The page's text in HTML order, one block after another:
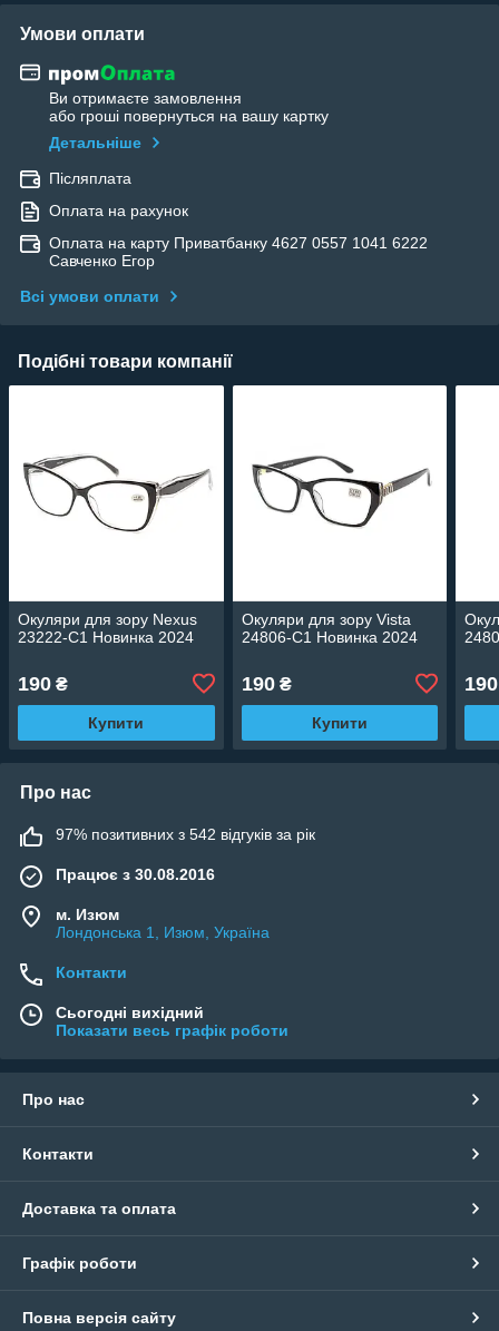
Умови оплати
Ви отримаєте замовлення
або гроші повернуться на вашу картку
Детальніше
Післяплата
Оплата на рахунок
Оплата на карту Приватбанку 4627 0557 1041 6222
Савченко Егор
Всі умови оплати
Подібні товари компанії
Окуляри для зору Nexus
23222-C1 Новинка 2024
190 ₴
Купити
Окуляри для зору Vista
24806-C1 Новинка 2024
190₴
Купити
190
Про нас
97% позитивних з 542 відгуків за рік
Працює з 30.08.2016
м. Изюм
Лондонська 1, Изюм, Україна
Контакти
Сьогодні вихідний
Показати весь графік роботи
Про нас
Контакти
Доставка та оплата
Графік роботи
Повна версія сайту